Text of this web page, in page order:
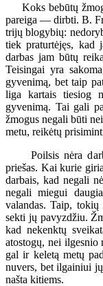
Koks bebūtų
pareiga — dirbti. B.
trijų blogybių:
tiek praturtėjęs, kad
darbas jam būtų
Teisingai yra
gyvenimą, bet taip
liga kartais tiesiog
gyvenimą. Tai gali
žmogus negali būti
metu, reikėtų
Poilsis nėra
priešas. Kai kurie
darbais, kad negali
negali miegui
valandas. Taip,
sekti jų pavyzdžiu.
kad nekenktų
atostogų, nei ilgesnio
gal ir keletą metų
nuvers, bet ilgainiui
našta kitiems.